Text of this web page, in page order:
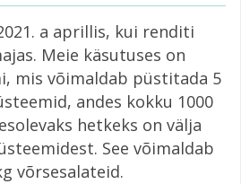
a aprillis, kui renditi
Meie käsutuses on
mis võimaldab püstitada 5
andes kokku 1000
hetkeks on välja
See võimaldab
võrsesalateid.